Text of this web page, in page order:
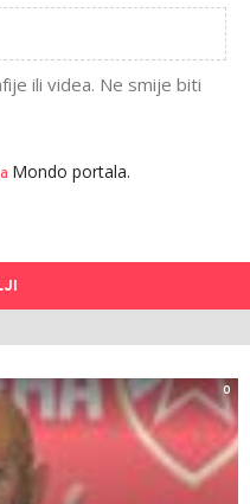
ili videa. Ne smije biti
Mondo portala.
0